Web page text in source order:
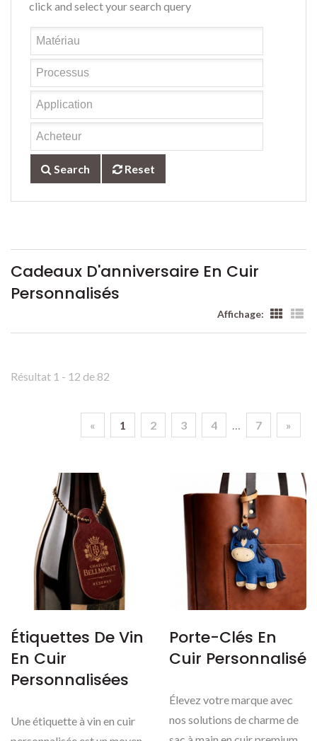
click and select your search query
Search Reset
Cadeaux D'anniversaire En Cuir
Personnalisés
Affichage:
Résultat 1 - 12 de 82
« 1 2 3 4 … 7 »
Étiquettes De Vin
En Cuir
Personnalisées
Une étiquette à vin en cuir
Porte-Clés En
Cuir Personnalisé
Élevez votre marque avec
nos solutions de charme de